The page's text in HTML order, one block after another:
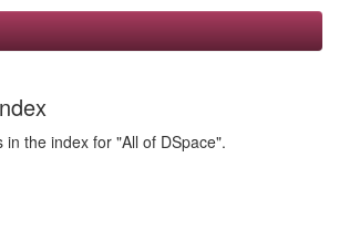
the index for "All of DSpace".